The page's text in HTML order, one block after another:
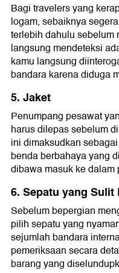
Bagi travelers yang
logam, sebaiknya
terlebih dahulu sebelum
langsung mendeteksi
kamu langsung
bandara karena diduga
5. Jaket
Penumpang pesawat
harus dilepas sebelum
ini dimaksudkan
benda berbahaya yang
dibawa masuk ke dalam
6. Sepatu yang Sulit
Sebelum bepergian
pilih sepatu yang
sejumlah bandara
pemeriksaan secara
barang yang